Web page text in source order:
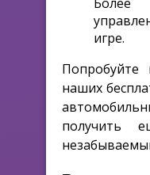
игре.
Попробуйте
наших
получить